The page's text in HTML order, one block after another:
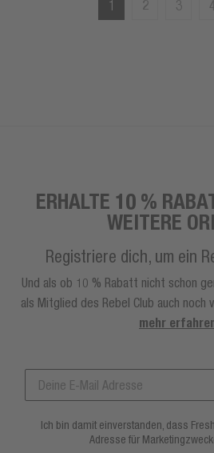
1 2 3 4
ERHALTE 10 %
WEITERE
Registriere dich, um ein
Und als ob 10 % Rabatt nicht schon
als Mitglied des Rebel Club auch noch
mehr
Ich bin damit einverstanden, dass
Adresse für